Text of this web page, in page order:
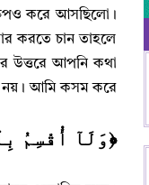
করে আসছিলো ।
করতে চান তাহলে
উত্তরে আপনি কথা
নয় । আমি কসম করে
﴿وَلَآ أُقْسِمُ